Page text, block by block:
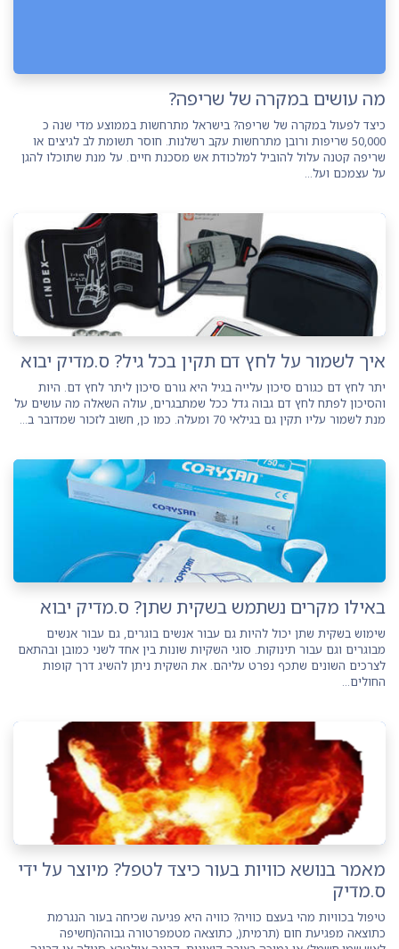
מה עושים במקרה של שריפה?
כיצד לפעול במקרה של שריפה? בישראל מתרחשות בממוצע מדי שנה כ
50,000 שריפות ורובן מתרחשות עקב רשלנות. חוסר תשומת לב לגיצים או
שריפה קטנה עלול להוביל למלכודת אש מסכנת חיים. על מנת שתוכלו להגן
על עצמכם ועל...
איך לשמור על לחץ דם תקין בכל גיל? ס.מדיק יבוא
יתר לחץ דם כגורם סיכון עלייה בגיל היא גורם סיכון ליתר לחץ דם. היות
והסיכון לפתח לחץ דם גבוה גדל ככל שמתבגרים, עולה השאלה מה עושים על
מנת לשמור עליו תקין גם בגילאי 70 ומעלה. כמו כן, חשוב לזכור שמדובר ב...
באילו מקרים נשתמש בשקית שתן? ס.מדיק יבוא
שימוש בשקית שתן יכול להיות גם עבור אנשים בוגרים, גם עבור אנשים
מבוגרים וגם עבור תינוקות. סוגי השקיות שונות בין אחד לשני כמובן ובהתאם
לצרכים השונים שתכף נפרט עליהם. את השקית ניתן להשיג דרך קופות
החולים...
מאמר בנושא כוויות בעור כיצד לטפל? מיוצר על ידי
ס.מדיק
טיפול בכוויות מהי בעצם כוויה? כוויה היא פגיעה שכיחה בעור הנגרמת
כתוצאה מפגיעת חום (תרמית(, כתוצאה מטמפרטורה גבוהה(חשיפה